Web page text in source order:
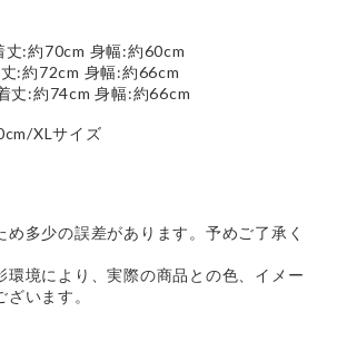
:約70cm 身幅:約60cm
:約72cm 身幅:約66cm
丈:約74cm 身幅:約66cm
XLサイズ
多少の誤差があります。予めご了承く
境により、実際の商品との色、イメー
います。